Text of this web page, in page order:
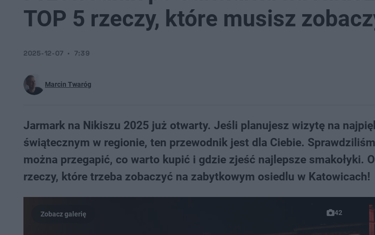
TOP 5 rzeczy, które musisz
Marcin Twaróg
2025-12-07 7:39
Jarmark na Nikiszu 2025 już otwarty. Jeśli planujesz wizytę na
świątecznym w regionie, ten przewodnik jest dla Ciebie.
można przegapić, co warto kupić i gdzie zjeść najlepsze smakołyki.
rzeczy, które trzeba zobaczyć na zabytkowym osiedlu w Katowicach!
42